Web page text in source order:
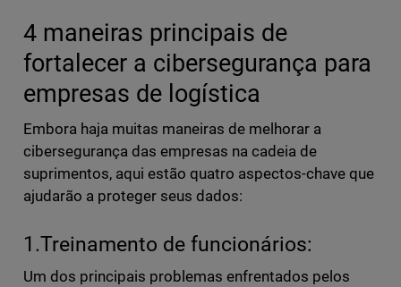
4 maneiras principais de
fortalecer a cibersegurança para
empresas de logística
Embora haja muitas maneiras de melhorar a
cibersegurança das empresas na cadeia de
suprimentos, aqui estão quatro aspectos-chave que
ajudarão a proteger seus dados:
1.Treinamento de funcionários:
Um dos principais problemas enfrentados pelos